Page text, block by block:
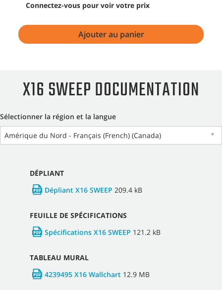
Connectez-vous pour voir votre prix
Ajouter au panier
X16 SWEEP DOCUMENTATION
Sélectionner la région et la langue
Amérique du Nord - Français (French) (Canada)
▼
DÉPLIANT
Dépliant X16 SWEEP 209.4 kB
FEUILLE DE SPÉCIFICATIONS
Spécifications X16 SWEEP 121.2 kB
TABLEAU MURAL
4239495 X16 Wallchart 12.9 MB